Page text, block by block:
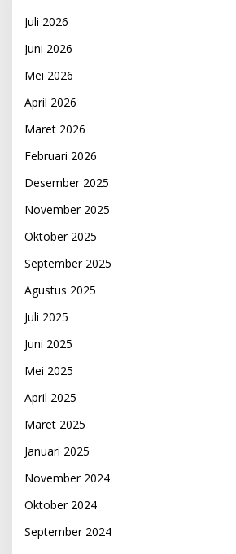
Juli 2026
Juni 2026
Mei 2026
April 2026
Maret 2026
Februari 2026
Desember 2025
November 2025
Oktober 2025
September 2025
Agustus 2025
Juli 2025
Juni 2025
Mei 2025
April 2025
Maret 2025
Januari 2025
November 2024
Oktober 2024
September 2024